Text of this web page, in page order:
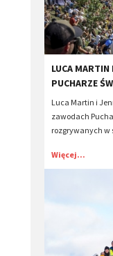
​LUCA MARTIN
PUCHARZE
Luca Martin i
zawodach
rozgrywanych w
Więcej...